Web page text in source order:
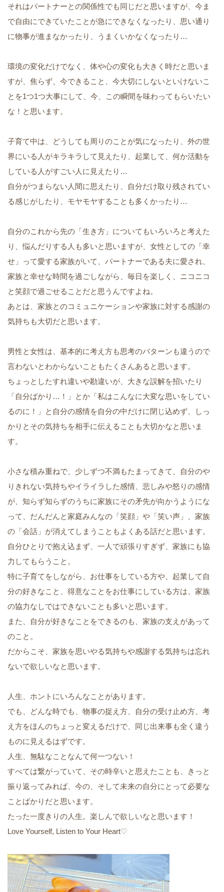
それはパートナーとの関係性でも同じだと思いますが、今ま
で自由にできていたことが急にできなくなったり、思い通り
に物事が進まなかったり、うまくいかなくなったり…
環境の変化だけでなく、体や心の変化も大きく時だと思いま
すが、焦らず、今できること、今大切にしないといけないこ
とを1つ1つ大事にして、今、この瞬間を味わってもらいたい
な！と思います。
子育て中は、どうしても周りのことが気になったり、外の世
界にいる人がキラキラして見えたり、起業して、何か活動を
している人がすごい人に見えたり…
自分がつまらない人間に思えたり、自分だけ取り残されてい
る感じがしたり、モヤモヤすることも多くかったり…
自分のこれから先の「生き方」についてもいろいろと考えた
り、悩んだりする人も多いと思いますが、女性としての「幸
せ」って愛する家族がいて、パートナーである夫に愛され、
家族と幸せな時間を過ごしながら、毎日を楽しく、ニコニコ
と笑顔で過ごせることだと思うんですよね。
あとは、家族とのコミュニケーションや家族に対する感謝の
気持ちも大切だと思います。
男性と女性は、基本的に考え方も思考のパターンも違うので
言わないとわからないこともたくさんあると思います。
ちょっとしたすれ違いや勘違いが、大きな誤解を招いたり
「自分ばかり…！」とか「私はこんなに大変な思いをしてい
るのに！」と自分の感情を自分の中だけに閉じ込めず、しっ
かりとその気持ちを相手に伝えることも大切かなと思いま
す。
小さな積み重ねで、少しずつ不満もたまってきて、自分のや
りきれない気持ちやイライラした感情、悲しみや怒りの感情
が、知らず知らずのうちに家族にその矛先が向かうようにな
って、だんだんと家庭みんなの「笑顔」や「笑い声」、家族
の「会話」が消えてしまうこともよくある話だと思います。
自分ひとりで抱え込まず、一人で頑張りすぎず、家族にも協
力してもらうこと。
特に子育てをしながら、お仕事をしている方や、起業して自
分の好きなこと、得意なことをお仕事にしている方は、家族
の協力なしではできないことも多いと思います。
また、自分が好きなことをできるのも、家族の支えがあって
のこと。
だからこそ、家族を思いやる気持ちや感謝する気持ちは忘れ
ないで欲しいなと思います。
人生、ホントにいろんなことがあります。
でも、どんな時でも、物事の捉え方、自分の受け止め方、考
え方をほんのちょっと変えるだけで、同じ出来事も全く違う
ものに見えるはずです。
人生、無駄なことなんて何一つない！
すべては繋がっていて、その時辛いと思えたことも、きっと
振り返ってみれば、今の、そして未来の自分にとって必要な
ことばかりだと思います。
たった一度きりの人生。楽しんで欲しいなと思います！
Love Yourself, Listen to Your Heart♡